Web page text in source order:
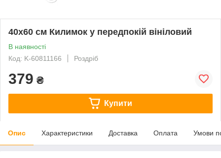
40x60 см Килимок у передпокій вініловий
В наявності
Код: K-60811166
Роздріб
379 ₴
Купити
Опис Характеристики Доставка Оплата Умови